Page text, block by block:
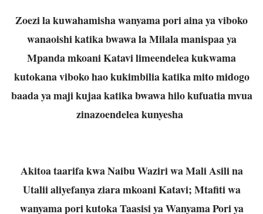
Zoezi la kuwahamisha wanyama pori aina ya viboko
wanaoishi katika bwawa la Milala manispaa ya
Mpanda mkoani Katavi limeendelea kukwama
kutokana viboko hao kukimbilia katika mito midogo
baada ya maji kujaa katika bwawa hilo kufuatia mvua
zinazoendelea kunyesha
Akitoa taarifa kwa Naibu Waziri wa Mali Asili na
Utalii aliyefanya ziara mkoani Katavi; Mtafiti wa
wanyama pori kutoka Taasisi ya Wanyama Pori ya